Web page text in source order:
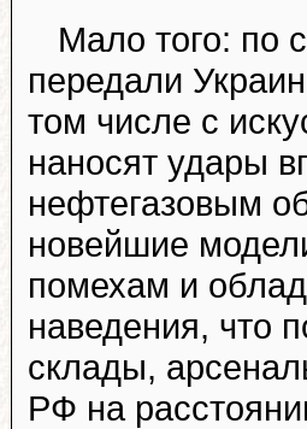
Мало того: по
передали
том числе с
наносят удары
нефтегазовым
новейшие
помехам и
наведения, что
склады,
РФ на